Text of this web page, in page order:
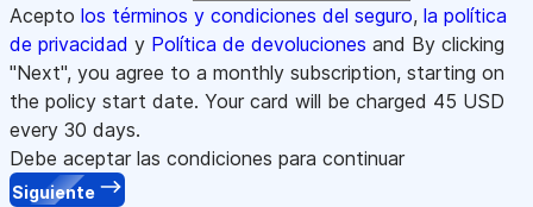
Acepto los términos y condiciones del seguro, la política
de privacidad y Política de devoluciones and By clicking
"Next", you agree to a monthly subscription, starting on
the policy start date. Your card will be charged 45 USD
every 30 days.
Debe aceptar las condiciones para continuar
Siguiente